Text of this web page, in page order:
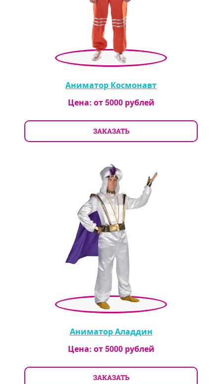
Аниматор Космонавт
Цена: от5000рублей
ЗАКАЗАТЬ
Аниматор Аладдин
Цена: от5000рублей
ЗАКАЗАТЬ